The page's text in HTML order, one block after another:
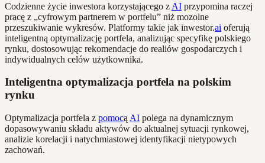
Codzienne życie inwestora korzystającego z AI przypomina raczej
pracę z „cyfrowym partnerem w portfelu” niż mozolne
przeszukiwanie wykresów. Platformy takie jak inwestor.ai oferują
inteligentną optymalizację portfela, analizując specyfikę polskiego
rynku, dostosowując rekomendacje do realiów gospodarczych i
indywidualnych celów użytkownika.
Inteligentna optymalizacja portfela na polskim
rynku
Optymalizacja portfela z pomocą AI polega na dynamicznym
dopasowywaniu składu aktywów do aktualnej sytuacji rynkowej,
analizie korelacji i natychmiastowej identyfikacji nietypowych
zachowań.